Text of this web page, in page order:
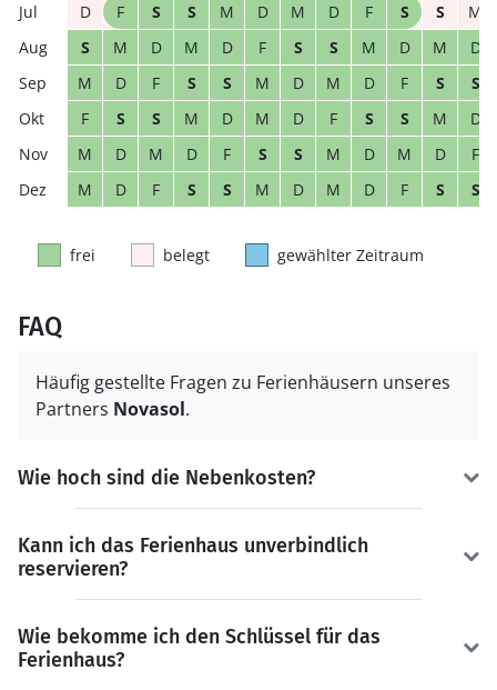
D
F S S M D M D F S S
M
S
M D M D F S S M D M
D
M
D F S S M D M D F S
S
F
S S M D M D F S S M
D
M
D M D F S S M D M D
F
M
D F S S M D M D F S S
frei belegt gewählter Zeitraum
FAQ
Häufig gestellte Fragen zu Ferienhäusern unseres
Partners Novasol.
Wie hoch sind die Nebenkosten?
Kann ich das Ferienhaus unverbindlich
reservieren?
Wie bekomme ich den Schlüssel für das
Ferienhaus?